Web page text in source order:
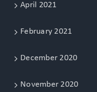
April 2021
February 2021
December 2020
November 2020